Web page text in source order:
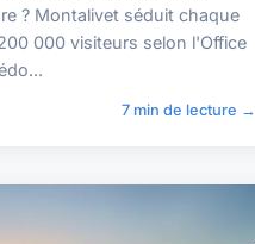
? Montalivet séduit chaque
000 visiteurs selon l'Office
7 min de lecture →